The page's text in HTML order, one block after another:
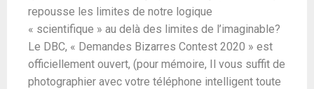
repousse les limites de notre logique
« scientifique » au delà des limites de l’imaginable?
Le DBC, « Demandes Bizarres Contest 2020 » est
officiellement ouvert, (pour mémoire, Il vous suffit de
photographier avec votre téléphone intelligent toute